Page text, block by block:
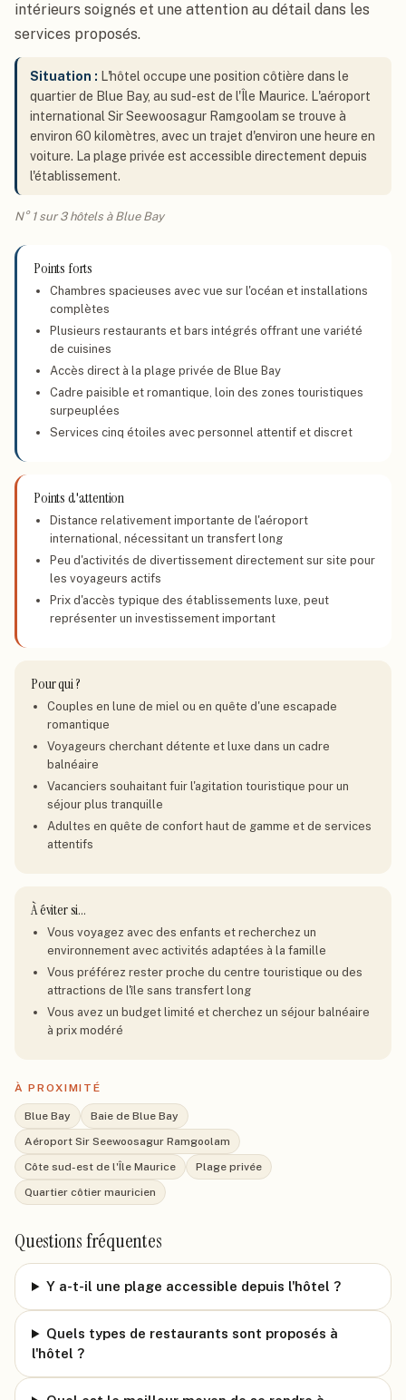
intérieurs soignés et une attention au détail dans les
services proposés.
Situation : L'hôtel occupe une position côtière dans le
quartier de Blue Bay, au sud-est de l'Île Maurice. L'aéroport
international Sir Seewoosagur Ramgoolam se trouve à
environ 60 kilomètres, avec un trajet d'environ une heure en
voiture. La plage privée est accessible directement depuis
l'établissement.
N° 1 sur 3 hôtels à Blue Bay
Points forts
Chambres spacieuses avec vue sur l'océan et installations
complètes
Plusieurs restaurants et bars intégrés offrant une variété
de cuisines
Accès direct à la plage privée de Blue Bay
Cadre paisible et romantique, loin des zones touristiques
surpeuplées
Services cinq étoiles avec personnel attentif et discret
Points d'attention
Distance relativement importante de l'aéroport
international, nécessitant un transfert long
Peu d'activités de divertissement directement sur site pour
les voyageurs actifs
Prix d'accès typique des établissements luxe, peut
représenter un investissement important
Pour qui ?
Couples en lune de miel ou en quête d'une escapade
romantique
Voyageurs cherchant détente et luxe dans un cadre
balnéaire
Vacanciers souhaitant fuir l'agitation touristique pour un
séjour plus tranquille
Adultes en quête de confort haut de gamme et de services
attentifs
À éviter si…
Vous voyagez avec des enfants et recherchez un
environnement avec activités adaptées à la famille
Vous préférez rester proche du centre touristique ou des
attractions de l'île sans transfert long
Vous avez un budget limité et cherchez un séjour balnéaire
à prix modéré
À PROXIMITÉ
Blue Bay
Baie de Blue Bay
Aéroport Sir Seewoosagur Ramgoolam
Côte sud-est de l'Île Maurice
Plage privée
Quartier côtier mauricien
Questions fréquentes
Y a-t-il une plage accessible depuis l'hôtel ?
Quels types de restaurants sont proposés à
l'hôtel ?